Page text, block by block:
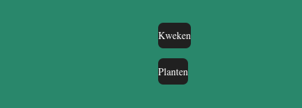
Kweken
Planten